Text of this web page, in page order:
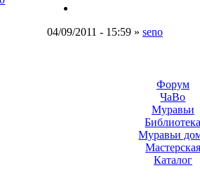
04/09/2011 - 15:59 » seno
Форум
ЧаВо
Муравьи
Муравьи
Мастерская
Каталог